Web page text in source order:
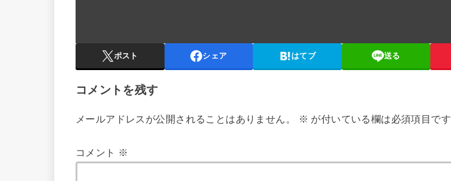
ポスト シェア はてブ 送る
コメントを残す
メールアドレスが公開されることはありません。 ※ が付いている欄は必須項目です
コメント ※